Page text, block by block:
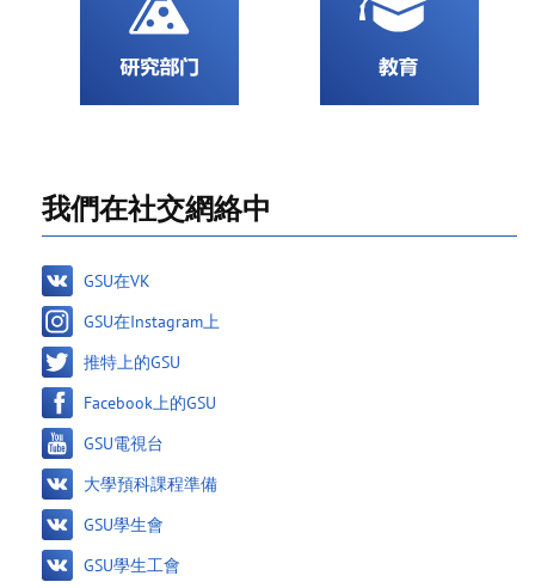
我們在社交網絡中
GSU在VK
GSU在Instagram上
推特上的GSU
Facebook上的GSU
GSU電視台
大學預科課程準備
GSU學生會
GSU學生工會